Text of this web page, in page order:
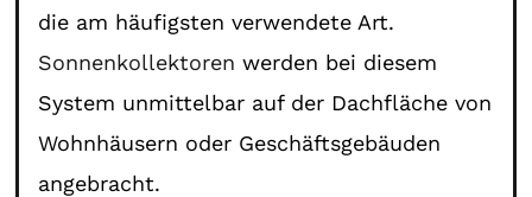
die am häufigsten verwendete Art.
Sonnenkollektoren werden bei diesem
System unmittelbar auf der Dachfläche von
Wohnhäusern oder Geschäftsgebäuden
angebracht.